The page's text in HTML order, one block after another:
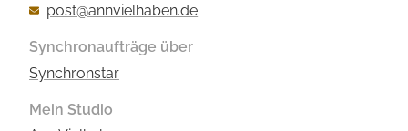
post@annvielhaben.de
Synchronaufträge über
Synchronstar
Mein Studio